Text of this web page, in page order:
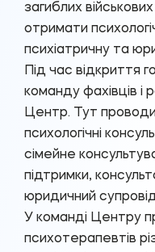
загиблих
отримати
психіатричну та
Під час відкриття
команду фахівців і
Центр. Тут
психологічні
сімейне
підтримки,
юридичний
У команді Центру
психотерапевтів